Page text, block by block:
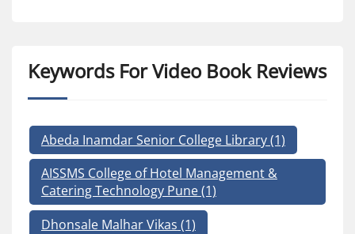
Keywords For Video Book Reviews
Abeda Inamdar Senior College Library(1)
AISSMS College of Hotel Management &
Catering Technology Pune(1)
Dhonsale Malhar Vikas (1)